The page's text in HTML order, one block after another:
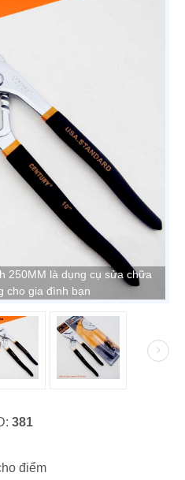
250MM là dụng cụ sửa chữa
cho gia đình bạn
381
điểm